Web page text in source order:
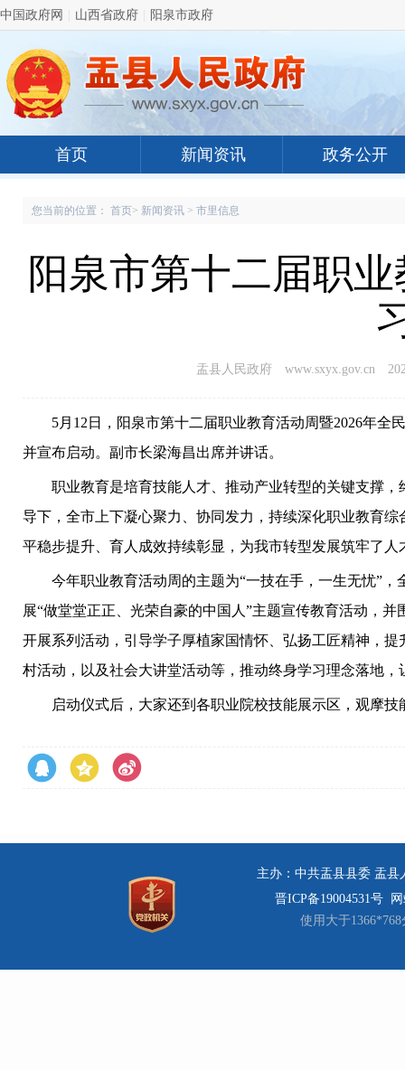
中国政府网 山西省政府 阳泉市政府
首页 新闻资讯 政务公开
您当前的位置： 首页> 新闻资讯 > 市里信息
阳泉市第十二届职
盂县人民政府 www.sxyx.gov.cn
5月12日，阳泉市第十二届职业教育活动周暨2026年全
并宣布启动。副市长梁海昌出席并讲话。
职业教育是培育技能人才、推动产业转型的关键支撑，
导下，全市上下凝心聚力、协同发力，持续深化职业教育
平稳步提升、育人成效持续彰显，为我市转型发展筑牢了
今年职业教育活动周的主题为“一技在手，一生无忧”，
展“做堂堂正正、光荣自豪的中国人”主题宣传教育活动，
开展系列活动，引导学子厚植家国情怀、弘扬工匠精神，
村活动，以及社会大讲堂活动等，推动终身学习理念落地
启动仪式后，大家还到各职业院校技能展示区，观摩技
主办：中共盂县县委 盂县
晋ICP备19004531号
使用大于